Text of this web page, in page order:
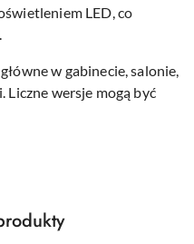
LED, co
w gabinecie, salonie,
wersje mogą być